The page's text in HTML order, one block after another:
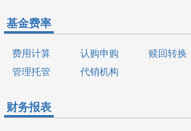
基金费率
费用计算 认购申购
赎回转换
管理托管
代销机构
财务报表